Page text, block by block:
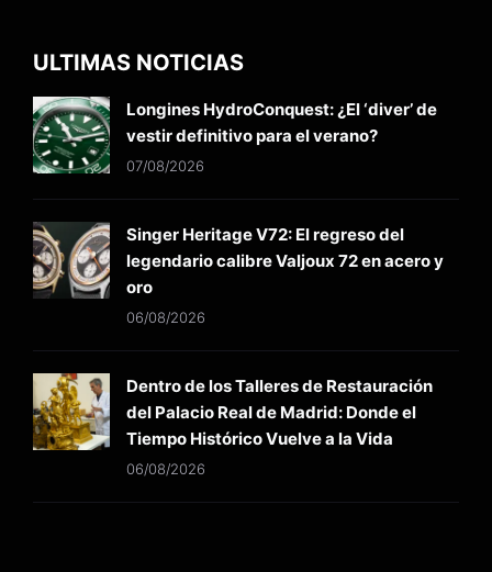
ULTIMAS NOTICIAS
Longines HydroConquest: ¿El ‘diver’ de
vestir definitivo para el verano?
07/08/2026
Singer Heritage V72: El regreso del
legendario calibre Valjoux 72 en acero y
oro
06/08/2026
Dentro de los Talleres de Restauración
del Palacio Real de Madrid: Donde el
Tiempo Histórico Vuelve a la Vida
06/08/2026